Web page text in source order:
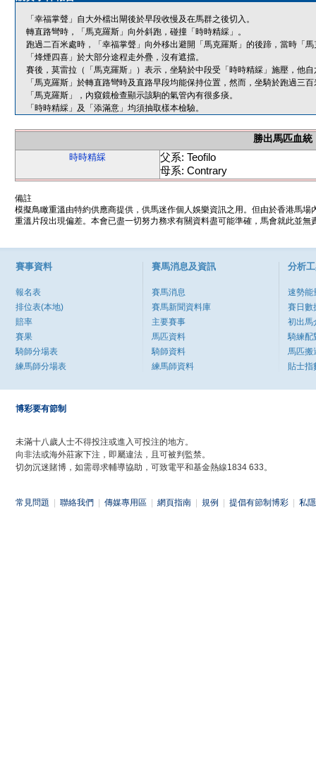
「幸福掌聲」自大外檔出閘後於早段收慢及在馬群之後切入。
轉直路彎時，「馬克羅斯」向外斜跑，碰撞「時時精綵」。
跑過二百米處時，「幸福掌聲」向外移出避開「馬克羅斯」的後蹄，當時「
「烽煙四喜」於大部分途程走外疊，沒有遮擋。
賽後，莫雷拉（「馬克羅斯」）表示，坐騎於中段受「時時精綵」施壓，他
「馬克羅斯」於轉直路彎時及直路早段均能保持位置，然而，坐騎於跑過三
「馬克羅斯」，內窺鏡檢查顯示該駒的氣管內有很多痰。
「時時精綵」及「添滿意」均須抽取樣本檢驗。
勝出馬匹血統
時時精綵
父系: Teofilo
母系: Contrary
備註
模擬鳥瞰重溫由特約供應商提供，供馬迷作個人娛樂資訊之用。但由於香港馬
重溫片段出現偏差。本會已盡一切努力務求有關資料盡可能準確，馬會就此並
賽事資料
報名表
排位表(本地)
賠率
賽果
騎師分場表
練馬師分場表
賽馬消息及資訊
賽馬消息
賽馬新聞資料庫
主要賽事
馬匹資料
騎師資料
練馬師資料
分析
速勢能
賽日數
初出馬
騎練配
馬匹搬
貼士指
博彩要有節制
未滿十八歲人士不得投注或進入可投注的地方。
向非法或海外莊家下注，即屬違法，且可被判監禁。
切勿沉迷賭博，如需尋求輔導協助，可致電平和基金熱線1834 633。
常見問題 聯絡我們 傳媒專用區 網頁指南 規例 提倡有節制博彩 私